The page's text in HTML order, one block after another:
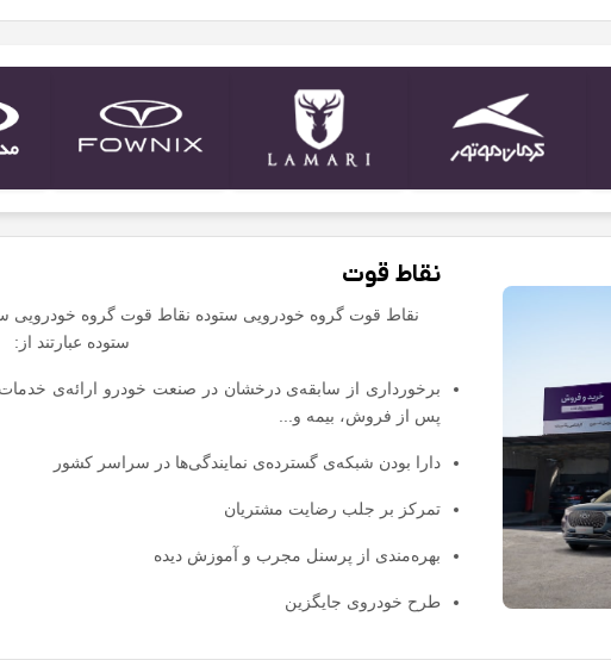
نقاط قوت
نقاط قوت گروه خودرویی ستوده نقاط قوت گروه خودرویی
ستوده عبارتند از:
برخورداری از سابقه‌ی درخشان در صنعت خودرو ارائه‌ی
پس از فروش، بیمه و...
دارا بودن شبکه‌ی گسترده‌ی نمایندگی‌ها در سراسر کشور
تمرکز بر جلب رضایت مشتریان
بهره‌مندی از پرسنل مجرب و آموزش دیده
طرح خودروی جایگزین